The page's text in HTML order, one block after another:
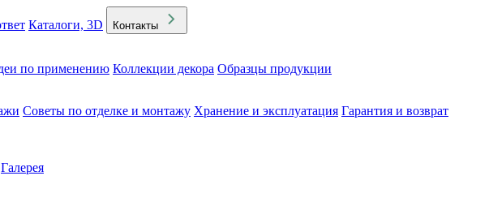
Каталоги, 3D Контакты
по применению Коллекции декора Образцы продукции
Советы по отделке и монтажу Хранение и эксплуатация Гарантия и возврат
Галерея